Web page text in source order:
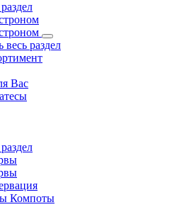
весь раздел
Вас
Компоты